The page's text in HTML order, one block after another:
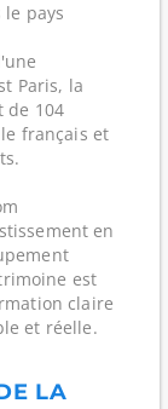
pays
Paris, la
de 104
français et
en
est
claire
et réelle.
LA